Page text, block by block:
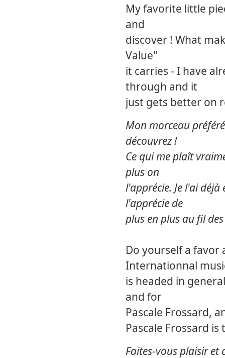
My favorite little
and
discover ! What
Value"
it carries - I have
through and it
just gets better on
Mon morceau
découvrez !
Ce qui me plaît
plus on
l'apprécie. Je l'ai
l'apprécie de
plus en plus au fil
Do yourself a favor
Internationnal
is headed in
and for
Pascale Frossard,
Pascale Frossard
Faites-vous plaisir et